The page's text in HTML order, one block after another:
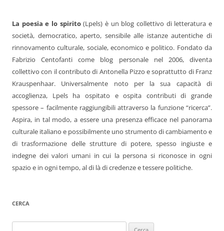
La poesia e lo spirito(Lpels) è un blog collettivo di letteratura e
società, democratico, aperto, sensibile alle istanze autentiche di
rinnovamento culturale, sociale, economico e politico. Fondato da
Fabrizio Centofanti come blog personale nel 2006, diventa
collettivo con il contributo di Antonella Pizzo e soprattutto di Franz
Krauspenhaar. Universalmente noto per la sua capacità di
accoglienza, Lpels ha ospitato e ospita contributi di grande
spessore – facilmente raggiungibili attraverso la funzione “ricerca”.
Aspira, in tal modo, a essere una presenza efficace nel panorama
culturale italiano e possibilmente uno strumento di cambiamento e
di trasformazione delle strutture di potere, spesso ingiuste e
indegne dei valori umani in cui la persona si riconosce in ogni
spazio e in ogni tempo, al di là di credenze e tessere politiche.
CERCA